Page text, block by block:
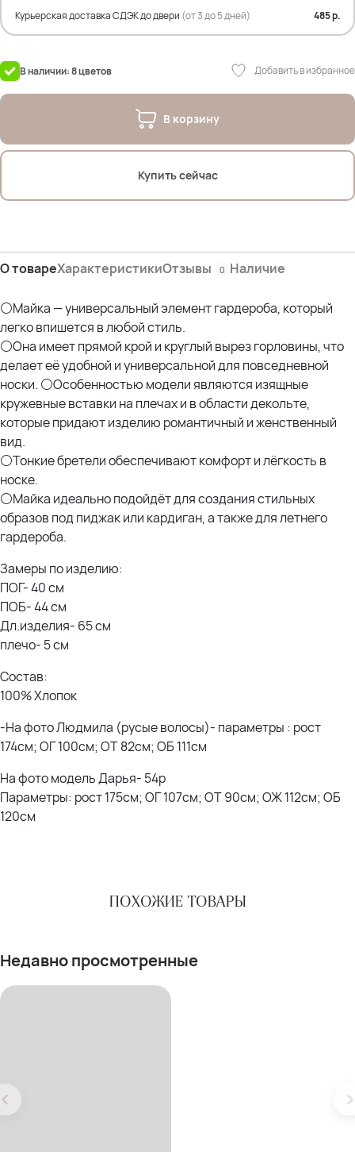
Состав:
100% Хлопок
На фото модель Дарья- 54р
Параметры: рост 175см; ОГ 107см; ОТ 90см; ОЖ 112см; ОБ 120см
Курьерская доставка СДЭК до двери (от 3 до 5 дней) 485 р.
В наличии: 8 цветов Добавить в избранное
В корзину
Купить сейчас
О товареХарактеристикиОтзывы 0 Наличие
⚪Майка — универсальный элемент гардероба, который
легко впишется в любой стиль.
⚪Она имеет прямой крой и круглый вырез горловины, что
делает её удобной и универсальной для повседневной
носки. ⚪Особенностью модели являются изящные
кружевные вставки на плечах и в области декольте,
которые придают изделию романтичный и женственный
вид.
⚪Тонкие бретели обеспечивают комфорт и лёгкость в
носке.
⚪Майка идеально подойдёт для создания стильных
образов под пиджак или кардиган, а также для летнего
гардероба.
Замеры по изделию:
ПОГ- 40 см
ПОБ- 44 см
Дл.изделия- 65 см
плечо- 5 см
Состав:
100% Хлопок
-На фото Людмила (русые волосы)- параметры : рост
174см; ОГ 100см; ОТ 82см; ОБ 111см
На фото модель Дарья- 54р
Параметры: рост 175см; ОГ 107см; ОТ 90см; ОЖ 112см; ОБ
120см
ПОХОЖИЕ ТОВАРЫ
Недавно просмотренные